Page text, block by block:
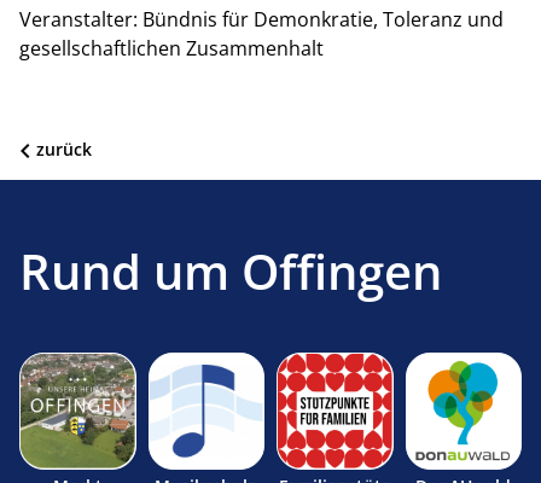
Veranstalter: Bündnis für Demonkratie, Toleranz und
gesellschaftlichen Zusammenhalt
zurück
Rund um Offingen